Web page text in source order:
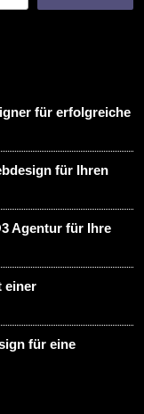
für erfolgreiche
für Ihren
Agentur für Ihre
einer
für eine